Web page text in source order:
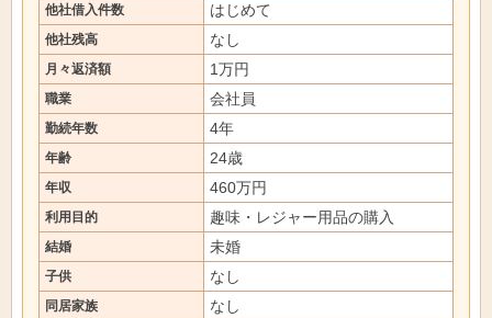
他社借入件数 はじめて
他社残高 なし
月々返済額 1万円
職業 会社員
勤続年数 4年
年齢 24歳
年収 460万円
利用目的 趣味・レジャー用品の購入
結婚 未婚
子供 なし
同居家族 なし